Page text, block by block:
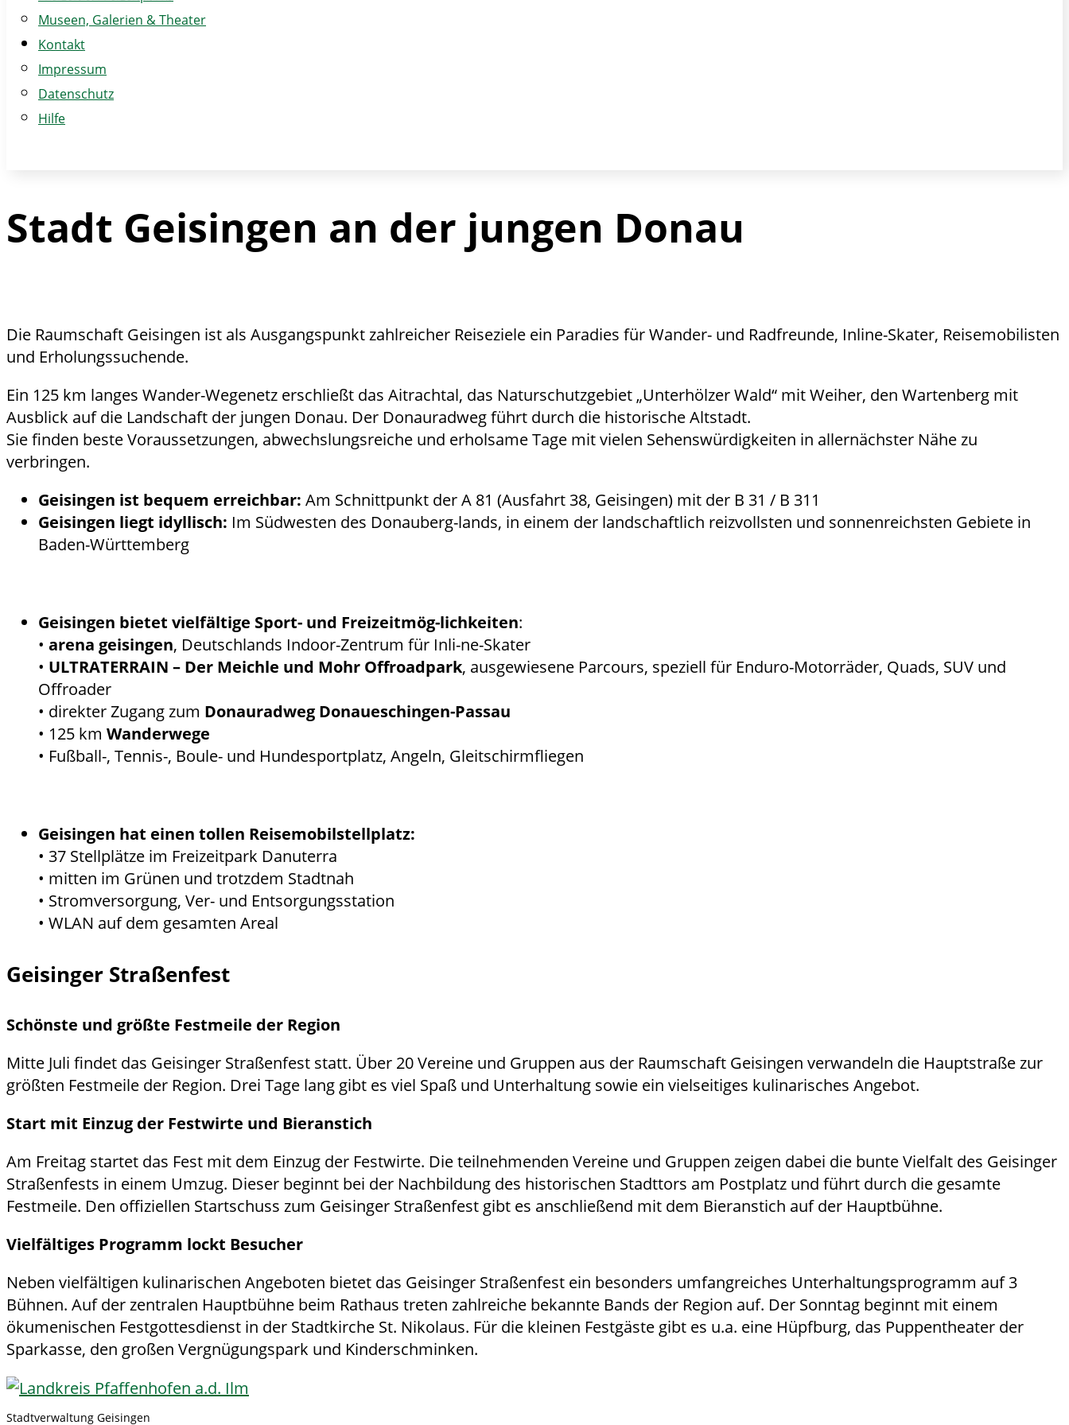
Museen, Galerien & Theater
Kontakt
Impressum
Datenschutz
Hilfe
Stadt Geisingen an der jungen Donau
Die Raumschaft Geisingen ist als Ausgangspunkt zahlreicher Reiseziele ein Paradies für Wander- und Radfreunde, Inline-Skater, Reisemobilisten
und Erholungssuchende.
Ein 125 km langes Wander-Wegenetz erschließt das Aitrachtal, das Naturschutzgebiet „Unterhölzer Wald“ mit Weiher, den Wartenberg mit
Ausblick auf die Landschaft der jungen Donau. Der Donauradweg führt durch die historische Altstadt.
Sie finden beste Voraussetzungen, abwechslungsreiche und erholsame Tage mit vielen Sehenswürdigkeiten in allernächster Nähe zu
verbringen.
Geisingen ist bequem erreichbar: Am Schnittpunkt der A 81 (Ausfahrt 38, Geisingen) mit der B 31 / B 311
Geisingen liegt idyllisch: Im Südwesten des Donauberg-lands, in einem der landschaftlich reizvollsten und sonnenreichsten Gebiete in
Baden-Württemberg
Geisingen bietet vielfältige Sport- und Freizeitmög-lichkeiten:
• arena geisingen, Deutschlands Indoor-Zentrum für Inli-ne-Skater
• ULTRATERRAIN – Der Meichle und Mohr Offroadpark, ausgewiesene Parcours, speziell für Enduro-Motorräder, Quads, SUV und
Offroader
• direkter Zugang zum Donauradweg Donaueschingen-Passau
• 125 km Wanderwege
• Fußball-, Tennis-, Boule- und Hundesportplatz, Angeln, Gleitschirmfliegen
Geisingen hat einen tollen Reisemobilstellplatz:
• 37 Stellplätze im Freizeitpark Danuterra
• mitten im Grünen und trotzdem Stadtnah
• Stromversorgung, Ver- und Entsorgungsstation
• WLAN auf dem gesamten Areal
Geisinger Straßenfest
Schönste und größte Festmeile der Region
Mitte Juli findet das Geisinger Straßenfest statt. Über 20 Vereine und Gruppen aus der Raumschaft Geisingen verwandeln die Hauptstraße zur
größten Festmeile der Region. Drei Tage lang gibt es viel Spaß und Unterhaltung sowie ein vielseitiges kulinarisches Angebot.
Start mit Einzug der Festwirte und Bieranstich
Am Freitag startet das Fest mit dem Einzug der Festwirte. Die teilnehmenden Vereine und Gruppen zeigen dabei die bunte Vielfalt des Geisinger
Straßenfests in einem Umzug. Dieser beginnt bei der Nachbildung des historischen Stadttors am Postplatz und führt durch die gesamte
Festmeile. Den offiziellen Startschuss zum Geisinger Straßenfest gibt es anschließend mit dem Bieranstich auf der Hauptbühne.
Vielfältiges Programm lockt Besucher
Neben vielfältigen kulinarischen Angeboten bietet das Geisinger Straßenfest ein besonders umfangreiches Unterhaltungsprogramm auf 3
Bühnen. Auf der zentralen Hauptbühne beim Rathaus treten zahlreiche bekannte Bands der Region auf. Der Sonntag beginnt mit einem
ökumenischen Festgottesdienst in der Stadtkirche St. Nikolaus. Für die kleinen Festgäste gibt es u.a. eine Hüpfburg, das Puppentheater der
Sparkasse, den großen Vergnügungspark und Kinderschminken.
Stadtverwaltung Geisingen